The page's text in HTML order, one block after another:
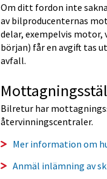
Om ditt fordon inte
av bilproducenternas
delar, exempelvis
början) får en avgift tas
avfall.
Bilretur har
återvinningscentraler.
Mer information om
Anmäl inlämning av